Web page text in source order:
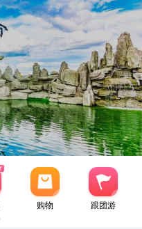
购物 跟团游